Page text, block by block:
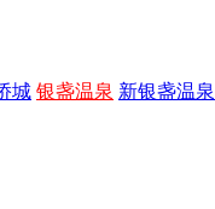
城 银盏温泉 新银盏温泉